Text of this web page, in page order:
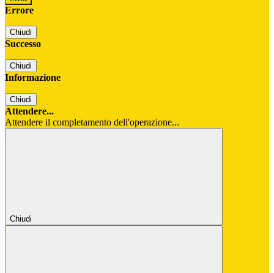
Errore
Chiudi
Successo
Chiudi
Informazione
Chiudi
Attendere...
Attendere il completamento dell'operazione...
Chiudi